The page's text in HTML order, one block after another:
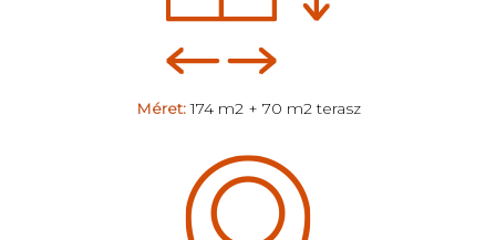
Méret:174 m2 + 70 m2 terasz